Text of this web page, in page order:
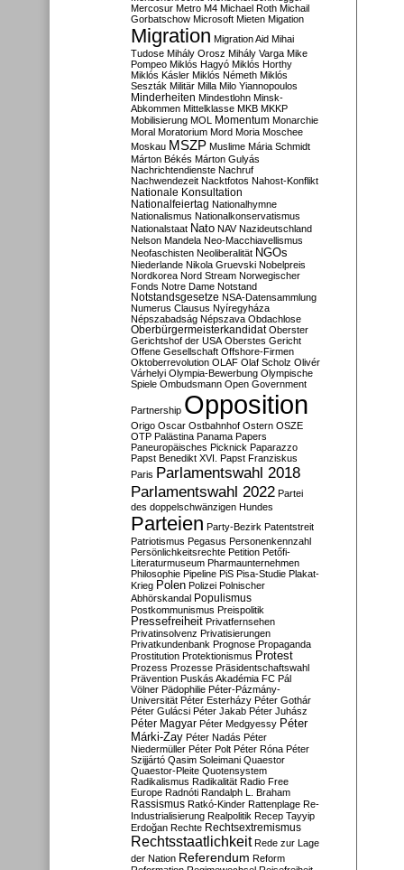
Mercosur Metro M4 Michael Roth Michail
Gorbatschow Microsoft Mieten Migation
Migration Migration Aid Mihai
Tudose Mihály Orosz Mihály Varga Mike
Pompeo Miklós Hagyó Miklós Horthy
Miklós Kásler Miklós Németh Miklós
Seszták Militär Milla Milo Yiannopoulos
Minderheiten Mindestlohn Minsk-
Abkommen Mittelklasse MKB MKKP
Mobilisierung MOL Momentum Monarchie
Moral Moratorium Mord Moria Moschee
Moskau MSZP Muslime Mária Schmidt
Márton Békés Márton Gulyás
Nachrichtendienste Nachruf
Nachwendezeit Nacktfotos Nahost-Konflikt
Nationale Konsultation
Nationalfeiertag Nationalhymne
Nationalismus Nationalkonservatismus
Nationalstaat Nato NAV Nazideutschland
Nelson Mandela Neo-Macchiavellismus
Neofaschisten Neoliberalität NGOs
Niederlande Nikola Gruevski Nobelpreis
Nordkorea Nord Stream Norwegischer
Fonds Notre Dame Notstand
Notstandsgesetze NSA-Datensammlung
Numerus Clausus Nyíregyháza
Népszabadság Népszava Obdachlose
Oberbürgermeisterkandidat Oberster
Gerichtshof der USA Oberstes Gericht
Offene Gesellschaft Offshore-Firmen
Oktoberrevolution OLAF Olaf Scholz Olivér
Várhelyi Olympia-Bewerbung Olympische
Spiele Ombudsmann Open Government
Partnership Opposition
Origo Oscar Ostbahnhof Ostern OSZE
OTP Palästina Panama Papers
Paneuropäisches Picknick Paparazzo
Papst Benedikt XVI. Papst Franziskus
Paris Parlamentswahl 2018
Parlamentswahl 2022 Partei
des doppelschwänzigen Hundes
Parteien Party-Bezirk Patentstreit
Patriotismus Pegasus Personenkennzahl
Persönlichkeitsrechte Petition Petőfi-
Literaturmuseum Pharmaunternehmen
Philosophie Pipeline PiS Pisa-Studie Plakat-
Krieg Polen Polizei Polnischer
Abhörskandal Populismus
Postkommunismus Preispolitik
Pressefreiheit Privatfernsehen
Privatinsolvenz Privatisierungen
Privatkundenbank Prognose Propaganda
Prostitution Protektionismus Protest
Prozess Prozesse Präsidentschaftswahl
Prävention Puskás Akadémia FC Pál
Völner Pädophilie Péter-Pázmány-
Universität Péter Esterházy Péter Gothár
Péter Gulácsi Péter Jakab Péter Juhász
Péter Magyar Péter Medgyessy Péter
Márki-Zay Péter Nadás Péter
Niedermüller Péter Polt Péter Róna Péter
Szijjártó Qasim Soleimani Quaestor
Quaestor-Pleite Quotensystem
Radikalismus Radikalität Radio Free
Europe Radnóti Randalph L. Braham
Rassismus Ratkó-Kinder Rattenplage Re-
Industrialisierung Realpolitik Recep Tayyip
Erdoğan Rechte Rechtsextremismus
Rechtsstaatlichkeit Rede zur Lage
der Nation Referendum Reform